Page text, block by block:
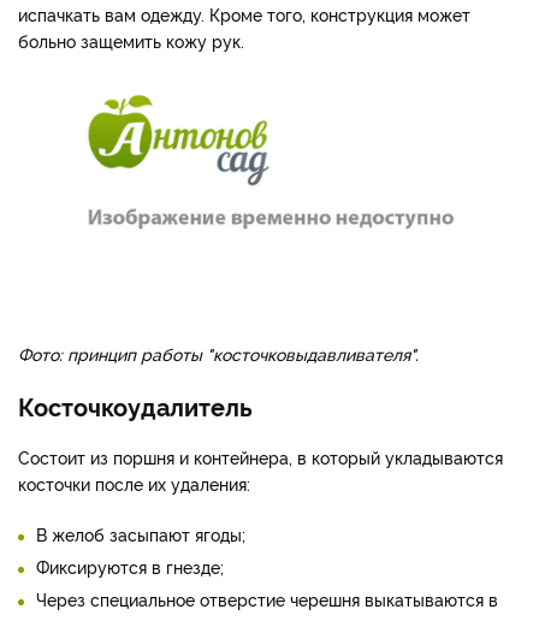
испачкать вам одежду. Кроме того, конструкция может
больно защемить кожу рук.
Фото: принцип работы "косточковыдавливателя".
Косточкоудалитель
Состоит из поршня и контейнера, в который укладываются
косточки после их удаления:
В желоб засыпают ягоды;
Фиксируются в гнезде;
Через специальное отверстие черешня выкатываются в